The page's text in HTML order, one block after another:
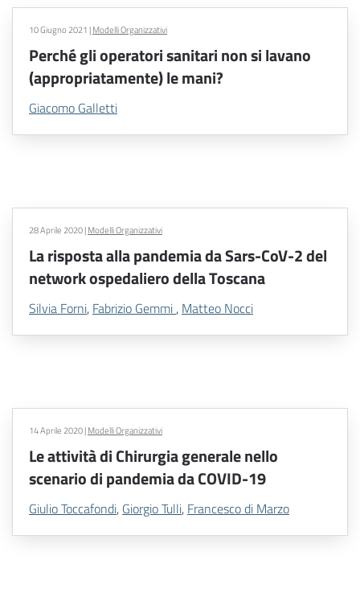
10 Giugno 2021 |Modelli Organizzativi
Perché gli operatori sanitari non si lavano
(appropriatamente) le mani?
Giacomo Galletti
28 Aprile 2020|Modelli Organizzativi
La risposta alla pandemia da Sars-CoV-2 del
network ospedaliero della Toscana
Silvia Forni, Fabrizio Gemmi , Matteo Nocci
14 Aprile 2020|Modelli Organizzativi
Le attività di Chirurgia generale nello
scenario di pandemia da COVID-19
Giulio Toccafondi, Giorgio Tulli, Francesco di Marzo